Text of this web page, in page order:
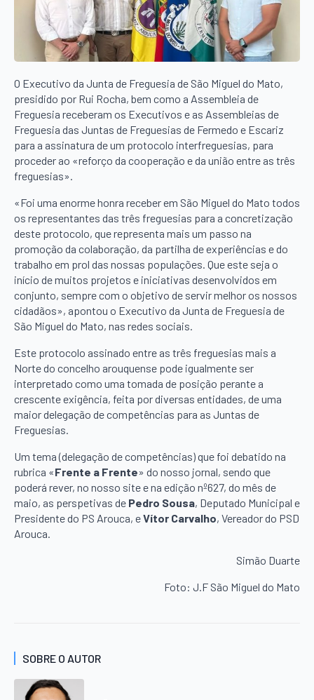
O Executivo da Junta de Freguesia de São Miguel do Mato,
presidido por Rui Rocha, bem como a Assembleia de
Freguesia receberam os Executivos e as Assembleias de
Freguesia das Juntas de Freguesias de Fermedo e Escariz
para a assinatura de um protocolo interfreguesias, para
proceder ao «reforço da cooperação e da união entre as três
freguesias».
«Foi uma enorme honra receber em São Miguel do Mato todos
os representantes das três freguesias para a concretização
deste protocolo, que representa mais um passo na
promoção da colaboração, da partilha de experiências e do
trabalho em prol das nossas populações. Que este seja o
início de muitos projetos e iniciativas desenvolvidos em
conjunto, sempre com o objetivo de servir melhor os nossos
cidadãos», apontou o Executivo da Junta de Freguesia de
São Miguel do Mato, nas redes sociais.
Este protocolo assinado entre as três freguesias mais a
Norte do concelho arouquense pode igualmente ser
interpretado como uma tomada de posição perante a
crescente exigência, feita por diversas entidades, de uma
maior delegação de competências para as Juntas de
Freguesias.
Um tema (delegação de competências) que foi debatido na
rubrica «Frente a Frente» do nosso jornal, sendo que
poderá rever, no nosso site e na edição nº627, do mês de
maio, as perspetivas de Pedro Sousa, Deputado Municipal e
Presidente do PS Arouca, eVítor Carvalho, Vereador do PSD
Arouca.
Simão Duarte
Foto: J.F São Miguel do Mato
SOBRE O AUTOR